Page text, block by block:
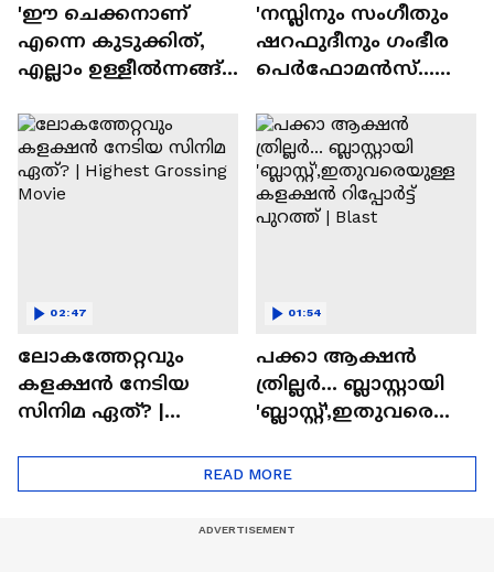
'ഈ ചെക്കനാണ്
എന്നെ കുടുക്കിത്,
എല്ലാം ഉള്ളീൽന്നങ്ങ്
സിനിമയിലെ
'അമ്മമ്മ' ഡോളി
ജൂൺ | Balan
'നസ്ലിനും സംഗീതും
ഷറഫുദീനും ഗംഭീര
പെർഫോമൻസ്...
ടൈംസ്' | Mollywood
Times
ലോകത്തേറ്റവും
കളക്ഷൻ നേടിയ
സിനിമ ഏത്? |
02:47
പക്കാ ആക്ഷൻ
ത്രില്ലർ... ബ്ലാസ്റ്റായി
'ബ്ലാസ്റ്റ്',ഇതുവരെയു
റിപ്പോർട്ട് പുറത്ത് |
Blast
01:54
READ MORE